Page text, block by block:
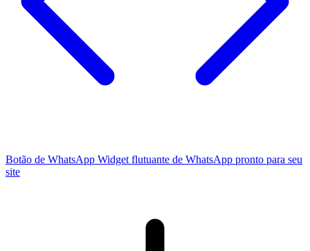
Botão de WhatsApp Widget flutuante de WhatsApp pronto para seu
site